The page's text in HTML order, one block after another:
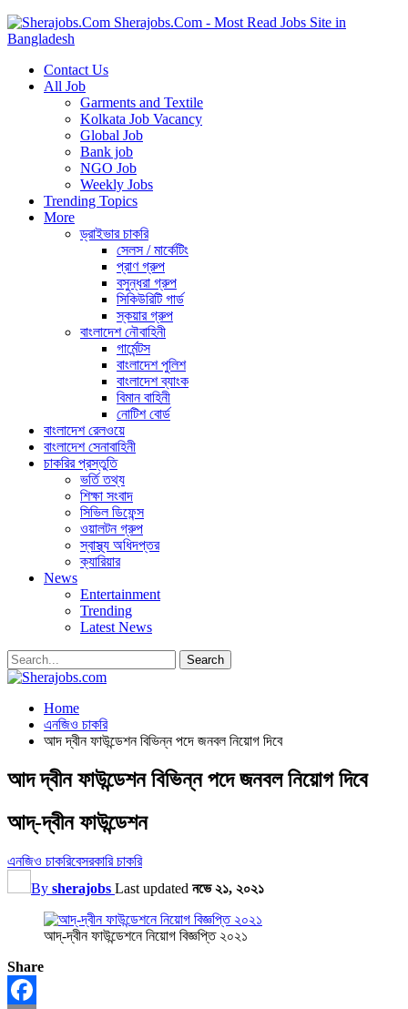
Sherajobs.Com - Most Read Jobs Site in
Bangladesh
Contact Us
All Job
Garments and Textile
Kolkata Job Vacancy
Global Job
Bank job
NGO Job
Weekly Jobs
Trending Topics
More
ড্রাইভার চাকরি
সেলস / মার্কেটিং
প্রাণ গ্রুপ
বসুন্ধরা গ্রুপ
সিকিউরিটি গার্ড
স্কয়ার গ্রুপ
বাংলাদেশ নৌবাহিনী
গার্মেন্টস
বাংলাদেশ পুলিশ
বাংলাদেশ ব্যাংক
বিমান বাহিনী
নোটিশ বোর্ড
বাংলাদেশ রেলওয়ে
বাংলাদেশ সেনাবাহিনী
চাকরির প্রস্তুতি
ভর্তি তথ্য
শিক্ষা সংবাদ
সিভিল ডিফেন্স
ওয়ালটন গ্রুপ
স্বাস্থ্য অধিদপ্তর
ক্যারিয়ার
News
Entertainment
Trending
Latest News
Home
এনজিও চাকরি
আদ দ্বীন ফাউন্ডেশন বিভিন্ন পদে জনবল নিয়োগ দিবে
আদ দ্বীন ফাউন্ডেশন বিভিন্ন পদে জনবল নিয়োগ দিবে
আদ্-দ্বীন ফাউন্ডেশন
এনজিও চাকরিবেসরকারি চাকরি
By sherajobs Last updated নভে ২১, ২০২১
আদ্-দ্বীন ফাউন্ডেশনে নিয়োগ বিজ্ঞপ্তি ২০২১
Share